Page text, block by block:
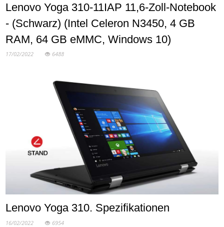
Lenovo Yoga 310-11IAP 11,6-Zoll-Notebook
- (Schwarz) (Intel Celeron N3450, 4 GB
RAM, 64 GB eMMC, Windows 10)
17/02/2022 6488
Lenovo Yoga 310. Spezifikationen
16/02/2022 6954